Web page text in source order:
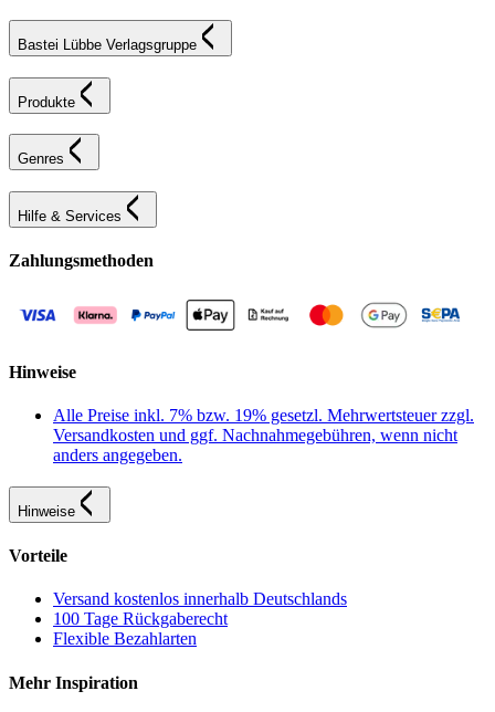
Bastei Lübbe Verlagsgruppe
Produkte
Genres
Hilfe & Services
Zahlungsmethoden
Hinweise
Alle Preise inkl. 7% bzw. 19% gesetzl. Mehrwertsteuer zzgl.
Versandkosten und ggf. Nachnahmegebühren, wenn nicht
anders angegeben.
Hinweise
Vorteile
Versand kostenlos innerhalb Deutschlands
100 Tage Rückgaberecht
Flexible Bezahlarten
Mehr Inspiration